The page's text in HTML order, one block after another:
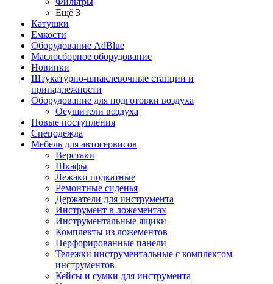
Ещё 3
Катушки
Емкости
Оборудование AdBlue
Маслосборное оборудование
Новинки
Штукатурно-шпаклевочные станции и
принадлежности
Оборудование для подготовки воздуха
Осушители воздуха
Новые поступления
Спецодежда
Мебель для автосервисов
Верстаки
Шкафы
Лежаки подкатные
Ремонтные сиденья
Держатели для инструмента
Инструмент в ложементах
Инструментальные ящики
Комплекты из ложементов
Перфорированные панели
Тележки инструментальные с комплектом
инструментов
Кейсы и сумки для инструмента